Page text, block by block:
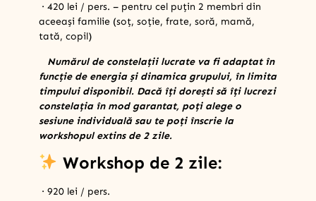
· 420 lei / pers. – pentru cel puțin 2 membri din
aceeași familie (soț, soție, frate, soră, mamă,
tată, copil)
Numărul de constelații lucrate va fi adaptat în
funcție de energia și dinamica grupului, în limita
timpului disponibil. Dacă îți dorești să îți lucrezi
constelația în mod garantat, poți alege o
sesiune individuală sau te poți înscrie la
workshopul extins de 2 zile.
Workshop de 2 zile:
· 920 lei / pers.